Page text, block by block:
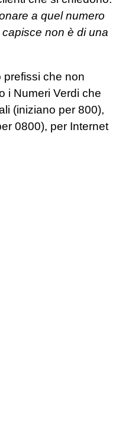
a quel numero
non è di una
prefissi che non
i Numeri Verdi che
(iniziano per 800),
0800), per Internet